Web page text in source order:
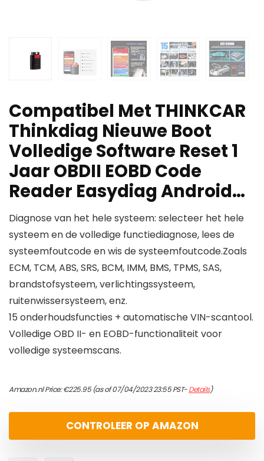
Compatibel Met THINKCAR
Thinkdiag Nieuwe Boot
Volledige Software Reset 1
Jaar OBDII EOBD Code
Reader Easydiag Android…
Diagnose van het hele systeem: selecteer het hele
systeem en de volledige functiediagnose, lees de
systeemfoutcode en wis de systeemfoutcode.Zoals
ECM, TCM, ABS, SRS, BCM, IMM, BMS, TPMS, SAS,
brandstofsysteem, verlichtingssysteem,
ruitenwissersysteem, enz.
15 onderhoudsfuncties + automatische VIN-scantool.
Volledige OBD II- en EOBD-functionaliteit voor
volledige systeemscans.
Amazon.nl Price:€225.95(as of 07/04/2023 23:55 PST-Details)
CONTROLEER OP AMAZON